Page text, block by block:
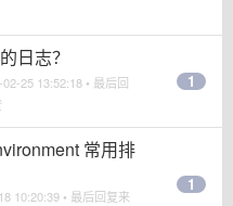
日志？
02-25 13:52:18 • 最后回
1
常用排
10:20:39 • 最后回复来
1